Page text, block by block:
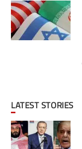
LATEST STORIES